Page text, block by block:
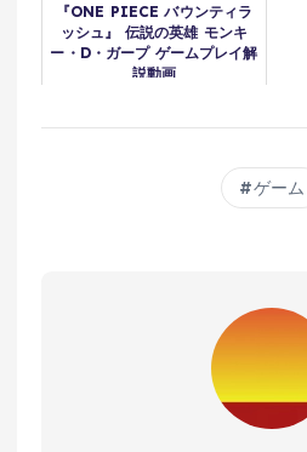
『ONE PIECE バウンティラ
ッシュ』 伝説の英雄 モンキ
ー・D・ガープ ゲームプレイ解
説動画
ゲーム